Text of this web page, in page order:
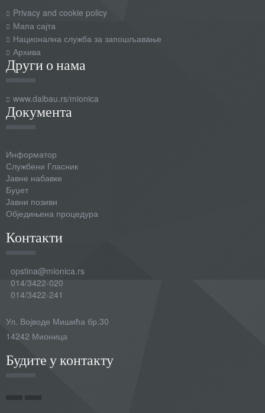
Privacy and cookie policy
Мапа сајта
Национална служба за запошљавање
Архива
Други о нама
www.daibau.rs/mionica
Документа
Информатор
Службени Гласник
Јавне набавке
Буџет
Јавни позиви
Обједињена процедура
Контакти
opstina@mionica.rs
014/3422-020
014/3422-241
Ул. Војводе Мишића бр.30
14242 Мионица
Будите у контакту